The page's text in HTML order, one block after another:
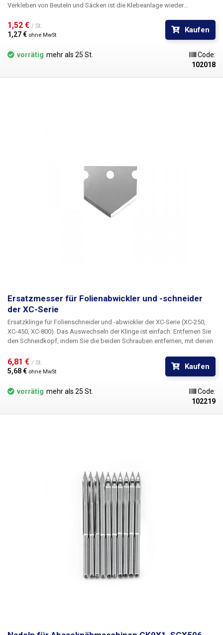
Verkleben von Beuteln und Säcken ist die Klebeanlage wieder
diese Klinge ebenfalls verwendet werden, auch wenn sie kürzer ist.
1,52 € / St.
1,27 € ohne MwSt
Kaufen
vorrätig mehr als 25 St.
Code:
102018
Ersatzmesser für Folienabwickler und -schneider
der XC-Serie
Ersatzklinge für Folienschneider und -abwickler der XC-Serie (XC-250,
XC-450, XC-800). Das Auswechseln der Klinge ist einfach: Entfernen Sie
den Schneidkopf, indem Sie die beiden Schrauben entfernen, mit denen
Schraube ab, die die alte Klinge hält. Die Schneide hat eine
doppelseitige Klinge.
6,81 € / St.
5,68 € ohne MwSt
Kaufen
vorrätig mehr als 25 St.
Code:
102219